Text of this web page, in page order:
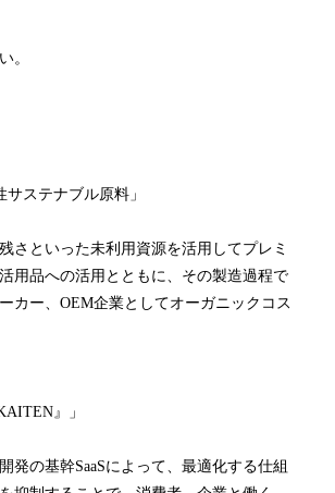
。
ステナブル原料」
さといった未利用資源を活用してプレミ
用品への活用とともに、その製造過程で
カー、OEM企業としてオーガニックコス
』」
の基幹SaaSによって、最適化する仕組